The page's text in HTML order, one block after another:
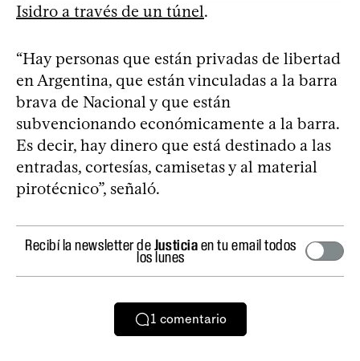
Isidro a través de un túnel.
“Hay personas que están privadas de libertad
en Argentina, que están vinculadas a la barra
brava de Nacional y que están
subvencionando económicamente a la barra.
Es decir, hay dinero que está destinado a las
entradas, cortesías, camisetas y al material
pirotécnico”, señaló.
Recibí la newsletter deJusticiaen tu email todos
los lunes
1 comentario